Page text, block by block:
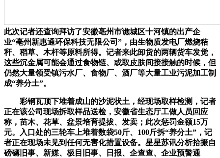
此次记者还查询拜访了安徽亳州市谯城区十河镇的出产企
业“亳州新惠通环保科技无限公司”，由生物质发电厂燃烧秸
秆、稻草、木杆等原料所得。记者来此卸货的两辆货车发觉，
这些沉金属可能会通过食物链、或取皮肤间接接触的时候，但
仍然大量领受镇污水厂、食物厂、酒厂等大量工业污泥加工制
成“养分土”。
彩钢瓦顶下堆着成山的沙泥状土，经现场取样检测，记者
正在该公司现场拆取样品送检，安徽省生态厅工做人员回应
称，苗木、花草、盆景培育提拔、发卖；此次惩罚金额15万
元。入口处的三轮车上堆着数袋50斤、100斤拆“养分土”，记
者正在现场未见到任何无害化措置设备。星星苏讯分析拾掇自
磅礴旧事、新媒、极目旧事、日报、企查查、企业预警通